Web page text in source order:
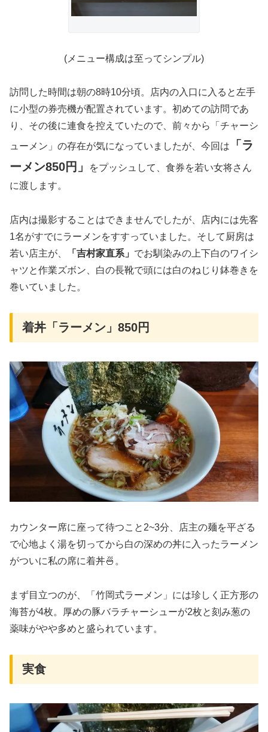
(メニュー構成は至ってシンプル)
訪問した時間は朝の8時10分頃。店内の入口に入ると左手
に小型の券売機が配置されています。初めての訪問であ
り、その後に連食を控えていたので、前々から「チャーシ
ューメン」の存在が気になっていましたが、今回は
「ラ
ーメン850円」
をプッシュして、食券を若い女将さん
に渡します。
店内は撮影することはできませんでしたが、店内には先客
1名がすでにラーメンをすすっていました。そして厨房は
若い店主が、
「吉村家直系」 でお馴染みの上下白のワイシ
ャツと作業ズボン、白の長靴で頭には白のねじり鉢巻きを
巻いていました。
着丼「ラーメン」850円
カウンター席に座って待つこと2~3分、店主の麺を平ざる
で心地よく湯を切ってから白の深めの丼に入ったラーメン
がついに私の席に着丼🍜。
まず目立つのが、「竹岡式ラーメン」には珍しく正方形の
海苔が4枚。厚めの豚バラチャーシューが2枚と刻み葱の
薬味がやや多めと盛られています。
実食